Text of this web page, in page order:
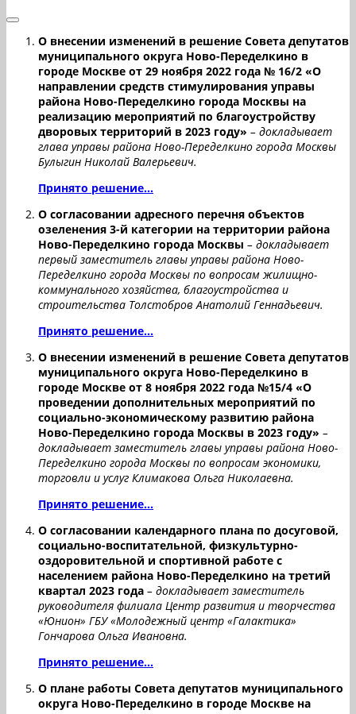
О внесении изменений в решение Совета депутатов
муниципального округа Ново-Переделкино в
городе Москве от 29 ноября 2022 года № 16/2 «О
направлении средств стимулирования управы
района Ново-Переделкино города Москвы на
реализацию мероприятий по благоустройству
дворовых территорий в 2023 году» – докладывает
глава управы района Ново-Переделкино города Москвы
Булыгин Николай Валерьевич.
Принято решение...
О согласовании адресного перечня объектов
озеленения 3-й категории на территории района
Ново-Переделкино города Москвы – докладывает
первый заместитель главы управы района Ново-
Переделкино города Москвы по вопросам жилищно-
коммунального хозяйства, благоустройства и
строительства Толстобров Анатолий Геннадьевич.
Принято решение...
О внесении изменений в решение Совета депутатов
муниципального округа Ново-Переделкино в
городе Москве от 8 ноября 2022 года №15/4 «О
проведении дополнительных мероприятий по
социально-экономическому развитию района
Ново-Переделкино города Москвы в 2023 году» –
докладывает заместитель главы управы района Ново-
Переделкино города Москвы по вопросам экономики,
торговли и услуг Климакова Ольга Николаевна.
Принято решение...
О согласовании календарного плана по досуговой,
социально-воспитательной, физкультурно-
оздоровительной и спортивной работе с
населением района Ново-Переделкино на третий
квартал 2023 года – докладывает заместитель
руководителя филиала Центр развития и творчества
«Юнион» ГБУ «Молодежный центр «Галактика»
Гончарова Ольга Ивановна.
Принято решение...
О плане работы Совета депутатов муниципального
округа Ново-Переделкино в городе Москве на